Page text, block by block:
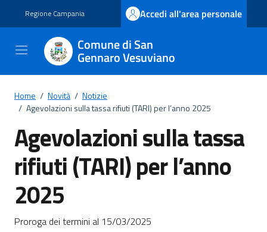
Regione Campania Accedi all'area personale
Comune di San
Gennaro Vesuviano
Home / Novità / Notizie
/ Agevolazioni sulla tassa rifiuti (TARI) per l’anno 2025
Agevolazioni sulla tassa
rifiuti (TARI) per l’anno
2025
Dettagli della notizia
Proroga dei termini al 15/03/2025